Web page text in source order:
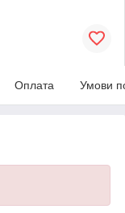
Оплата Умови